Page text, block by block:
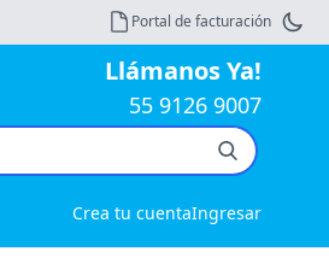
Portal de facturación
Llámanos Ya!
55 9126 9007
Crea tu cuentaIngresar